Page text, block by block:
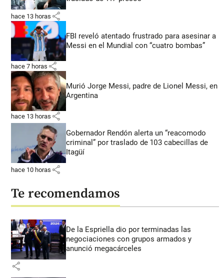
hace 13 horas share
FBI reveló atentado frustrado para asesinar a
Messi en el Mundial con “cuatro bombas”
hace 7 horas share
Murió Jorge Messi, padre de Lionel Messi, en
Argentina
hace 13 horas share
Gobernador Rendón alerta un “reacomodo
criminal” por traslado de 103 cabecillas de
Itagüí
hace 10 horas share
Te recomendamos
De la Espriella dio por terminadas las
negociaciones con grupos armados y
anunció megacárceles
share